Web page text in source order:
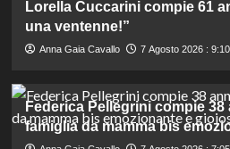
Lorella Cuccarini compie 61
una ventenne!”
Anna Gaia Cavallo 7 Agosto 2026 : 9:10
Federica Pellegrini compie
famiglia da mamma bis